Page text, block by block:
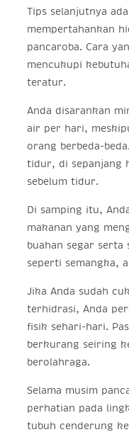
Tips selanjutnya
mempertahankan
pancaroba. Cara
mencukupi
teratur.
Anda disarankan
air per hari,
orang berbeda-
tidur, di sepanjang
sebelum tidur.
Di samping itu,
makanan yang
buahan segar serta
seperti semangka,
Jika Anda sudah
terhidrasi, Anda
fisik sehari-hari.
berkurang seiring
berolahraga.
Selama musim
perhatian pada
tubuh cenderung